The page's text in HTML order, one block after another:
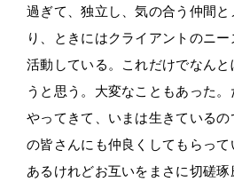
過ぎて、独立し、気の合う仲間と
り、ときにはクライアントのニ
活動している。これだけでなん
うと思う。大変なこともあった
やってきて、いまは生きている
の皆さんにも仲良くしてもらっ
あるけれどお互いをまさに切磋